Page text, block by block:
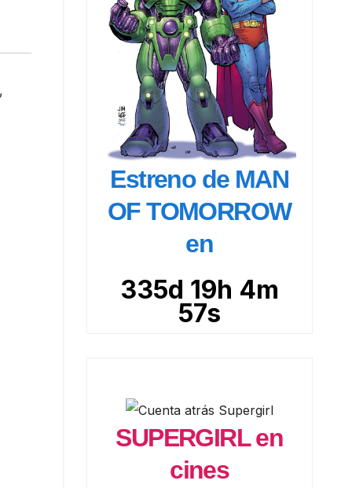
,
Estreno de MAN
OF TOMORROW
en
335d 19h 4m
56s
SUPERGIRL en
cines